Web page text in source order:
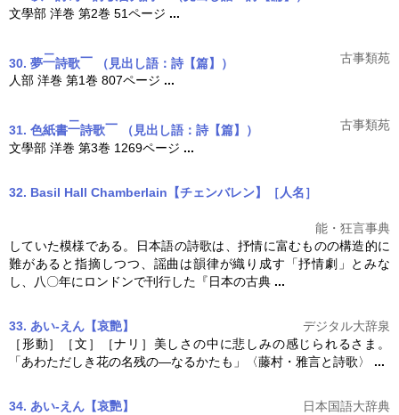
文學部 洋巻 第2巻 51ページ ...
30. 夢二詩歌一 （見出し語：詩【篇】）
古事類苑
人部 洋巻 第1巻 807ページ ...
31. 色紙書二詩歌一 （見出し語：詩【篇】）
古事類苑
文學部 洋巻 第3巻 1269ページ ...
32. Basil Hall Chamberlain【チェンバレン】［人名］
能・狂言事典
していた模様である。日本語の詩歌は、抒情に富むものの構造的に
難があると指摘しつつ、謡曲は韻律が織り成す「抒情劇」とみな
し、八〇年にロンドンで刊行した『日本の古典 ...
33. あい‐えん【哀艶】
デジタル大辞泉
［形動］［文］［ナリ］美しさの中に悲しみの感じられるさま。
「あわただしき花の名残の―なるかたも」〈藤村・雅言と詩歌〉 ...
34. あい‐えん【哀艷】
日本国語大辞典